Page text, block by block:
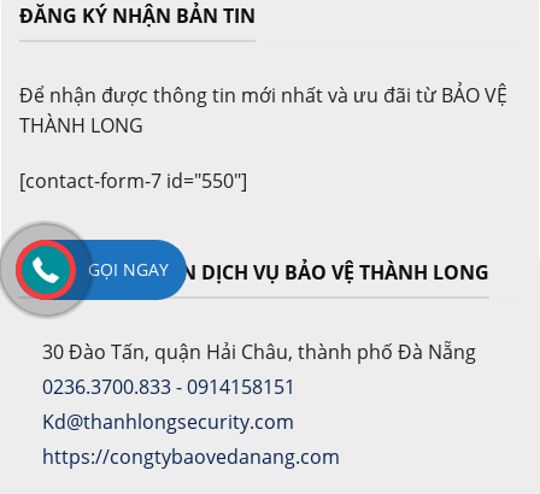
ĐĂNG KÝ NHẬN BẢN TIN
Để nhận được thông tin mới nhất và ưu đãi từ BẢO VỆ
THÀNH LONG
[contact-form-7 id="550"]
CÔNG TY CỔ PHẦN DỊCH VỤ BẢO VỆ THÀNH LONG
30 Đào Tấn, quận Hải Châu, thành phố Đà Nẵng
0236.3700.833 - 0914158151
Kd@thanhlongsecurity.com
https://congtybaovedanang.com
GỌI NGAY